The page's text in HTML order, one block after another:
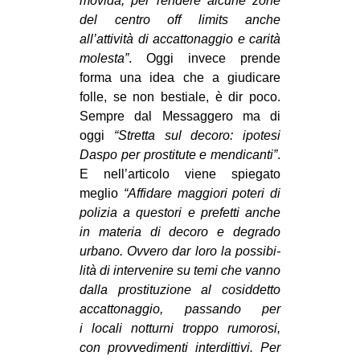
EVENTI
in
Fb
tw
bsky
ms
SEARCH
del cen­tro off limits anche
all’attività di accat­to­nag­gio e carità
mole­sta”. Oggi invece prende
forma una idea che a giu­di­care
folle, se non bestiale, è dir poco.
Sem­pre dal Mes­sag­gero ma di
oggi “Stretta sul decoro: ipo­tesi
Daspo per pro­sti­tute e men­di­canti”.
E nell’articolo viene spie­gato
meglio “Affi­dare mag­giori poteri di
poli­zia a que­stori e pre­fetti anche
in mate­ria di decoro e degrado
urbano. Ovvero dar loro la pos­si­bi­
lità di inter­ve­nire su temi che vanno
dalla pro­sti­tu­zione al cosid­detto
accat­to­nag­gio, pas­sando per
i locali not­turni troppo rumo­rosi,
con prov­ve­di­menti inter­dit­tivi. Per